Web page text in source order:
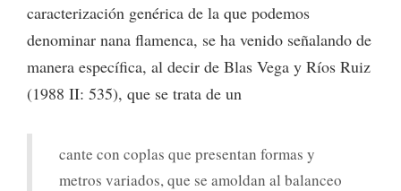
caracterización genérica de la que podemos
denominar nana flamenca, se ha venido señalando de
manera específica, al decir de Blas Vega y Ríos Ruiz
(1988 II: 535), que se trata de un
cante con coplas que presentan formas y
metros variados, que se amoldan al balanceo